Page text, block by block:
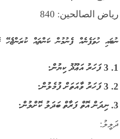
رياض الصالحين: 840
ނުބައި ހުވަފެނެއް ފެނުމުން ކަންތައް ކުރަންޖެހޭ
1. 3 ފަހަރު އަޢޫޛު ކިޔުން:
2. 3 ފަހަރު ވާއަތަށް ފުމެލުން:
3. ނިދަން އޮތް ފަރާތް ބަދަލު ކޮށްލުން:
ދަލީލު: